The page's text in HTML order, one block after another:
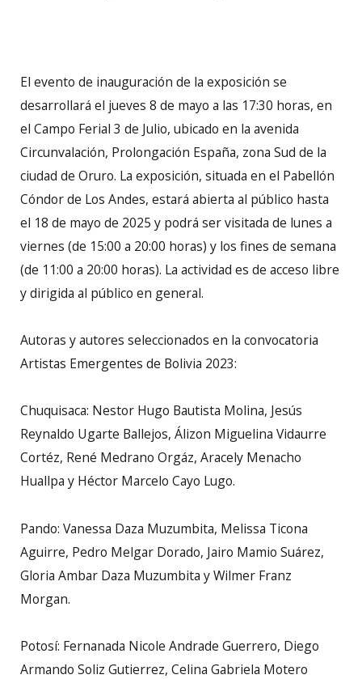
El evento de inauguración de la exposición se
desarrollará el jueves 8 de mayo a las 17:30 horas, en
el Campo Ferial 3 de Julio, ubicado en la avenida
Circunvalación, Prolongación España, zona Sud de la
ciudad de Oruro. La exposición, situada en el Pabellón
Cóndor de Los Andes, estará abierta al público hasta
el 18 de mayo de 2025 y podrá ser visitada de lunes a
viernes (de 15:00 a 20:00 horas) y los fines de semana
(de 11:00 a 20:00 horas). La actividad es de acceso libre
y dirigida al público en general.
Autoras y autores seleccionados en la convocatoria
Artistas Emergentes de Bolivia 2023:
Chuquisaca: Nestor Hugo Bautista Molina, Jesús
Reynaldo Ugarte Ballejos, Álizon Miguelina Vidaurre
Cortéz, René Medrano Orgáz, Aracely Menacho
Huallpa y Héctor Marcelo Cayo Lugo.
Pando: Vanessa Daza Muzumbita, Melissa Ticona
Aguirre, Pedro Melgar Dorado, Jairo Mamio Suárez,
Gloria Ambar Daza Muzumbita y Wilmer Franz
Morgan.
Potosí: Fernanada Nicole Andrade Guerrero, Diego
Armando Soliz Gutierrez, Celina Gabriela Motero